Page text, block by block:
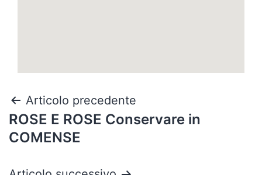
Articolo precedente
ROSE E ROSE Conservare in
COMENSE